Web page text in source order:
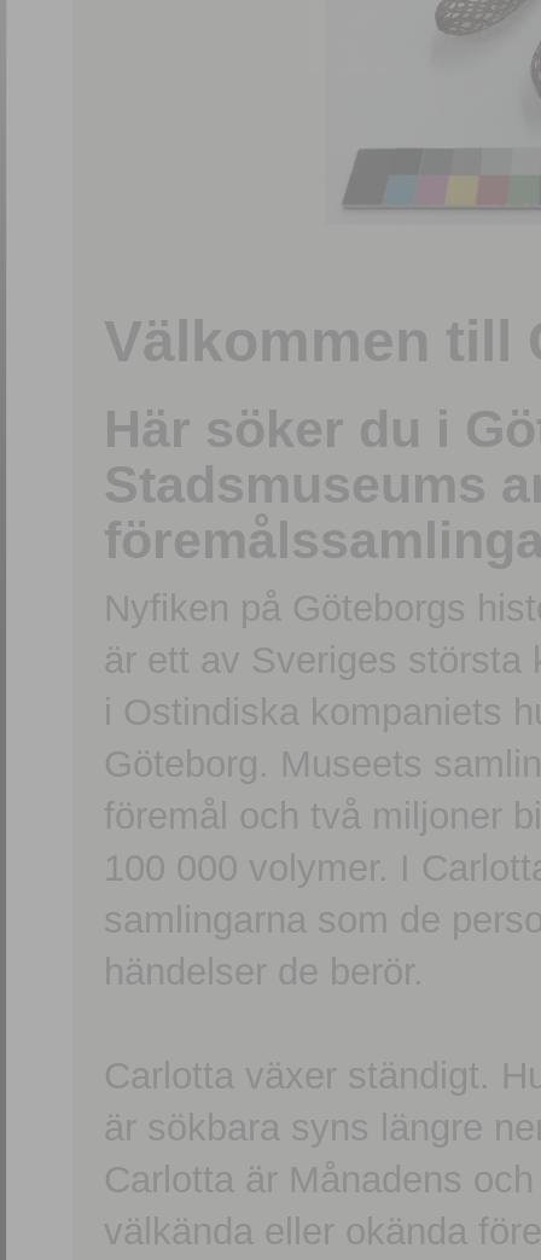
Välkommen till
Här söker du i
Stadsmuseums
Nyfiken på Göteborgs
är ett av Sveriges största
i Ostindiska kompaniets
Göteborg. Museets
föremål och två miljoner
100 000 volymer. I
samlingarna som de
händelser de berör.
Carlotta växer ständigt.
är sökbara syns längre
Carlotta är Månadens
välkända eller okända